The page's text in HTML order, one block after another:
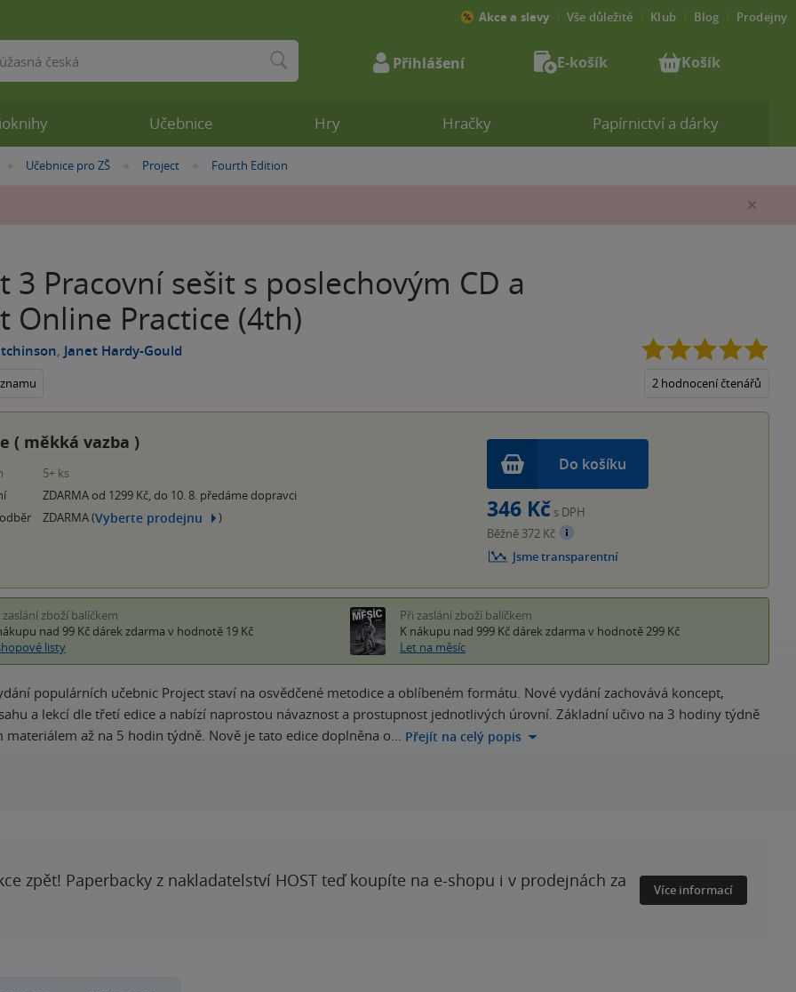
»
Učebnice pro ZŠ »Project »Fourth Edition
3 Pracovní sešit s poslechovým CD a
Online Practice (4th)
, Janet Hardy-Gould
2 hodnocení čtenářů
( měkká vazba )
5+ ks
ZDARMA od 1299 Kč, do 10. 8. předáme dopravci
ZDARMA (Vyberte prodejnu )
Do košíku
346 Kč s DPH
Běžně 372 Kč
Jsme transparentní
zaslání zboží balíčkem
nad 99 Kč dárek zdarma v hodnotě 19 Kč
listy
Při zaslání zboží balíčkem
K nákupu nad 999 Kč dárek zdarma v hodnotě 299 Kč
Let na měsíc
populárních učebnic Project staví na osvědčené metodice a oblíbeném formátu. Nové vydání zachovává koncept,
a lekcí dle třetí edice a nabízí naprostou návaznost a prostupnost jednotlivých úrovní. Základní učivo na 3 hodiny týdně
materiálem až na 5 hodin týdně. Nově je tato edice doplněna o… Přejít na celý popis
zpět! Paperbacky z nakladatelství HOST teď koupíte na e-shopu i v prodejnách za
Více informací
Učebnice Hry Hračky Papírnictví a dárky
Akce a slevy Vše důležité Klub Blog Prodejny
Přihlášení E-košík Košík